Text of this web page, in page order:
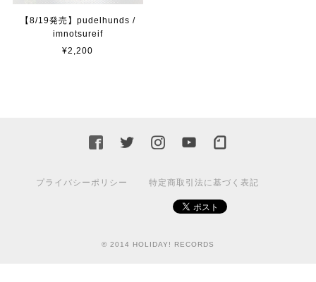
【8/19発売】pudelhunds /
imnotsureif
¥2,200
プライバシーポリシー 特定商取引法に基づく表記
© 2014 HOLIDAY! RECORDS